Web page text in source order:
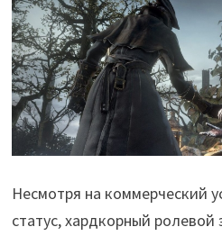
Несмотря на коммерческий
статус, хардкорный ролевой